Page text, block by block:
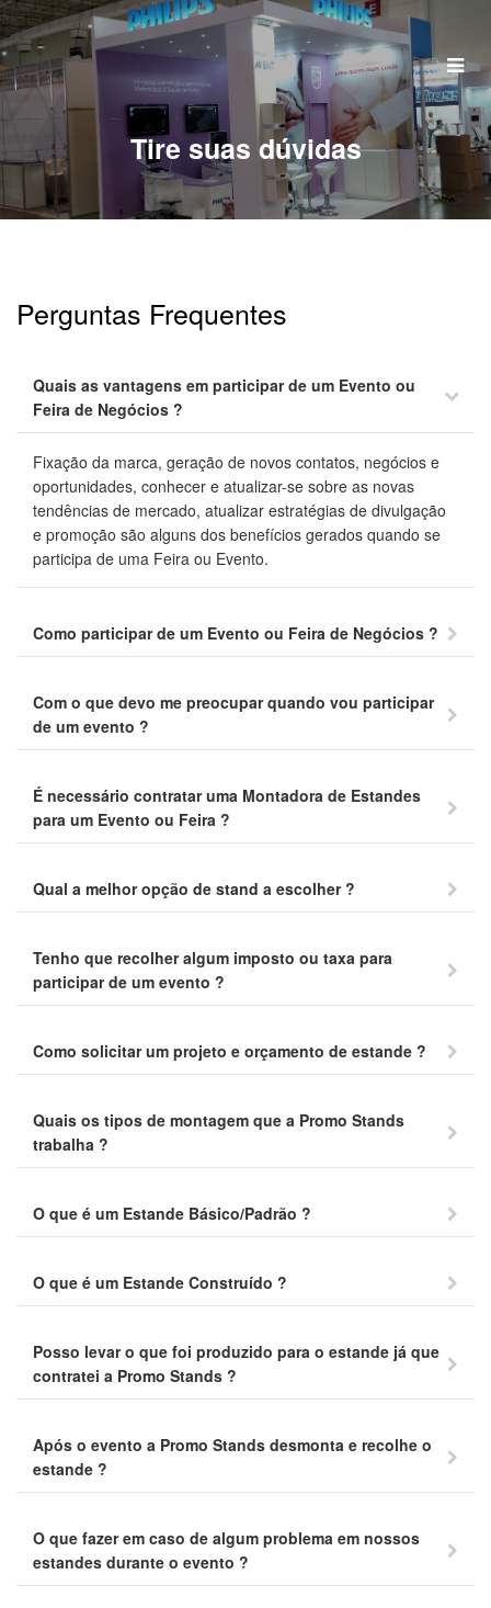
Tire suas dúvidas
Perguntas Frequentes
Quais as vantagens em participar de um Evento ou
Feira de Negócios ?
Fixação da marca, geração de novos contatos, negócios e
oportunidades, conhecer e atualizar-se sobre as novas
tendências de mercado, atualizar estratégias de divulgação
e promoção são alguns dos benefícios gerados quando se
participa de uma Feira ou Evento.
Como participar de um Evento ou Feira de Negócios ?
Com o que devo me preocupar quando vou participar
de um evento ?
É necessário contratar uma Montadora de Estandes
para um Evento ou Feira ?
Qual a melhor opção de stand a escolher ?
Tenho que recolher algum imposto ou taxa para
participar de um evento ?
Como solicitar um projeto e orçamento de estande ?
Quais os tipos de montagem que a Promo Stands
trabalha ?
O que é um Estande Básico/Padrão ?
O que é um Estande Construído ?
Posso levar o que foi produzido para o estande já que
contratei a Promo Stands ?
Após o evento a Promo Stands desmonta e recolhe o
estande ?
O que fazer em caso de algum problema em nossos
estandes durante o evento ?
Home
Quem Somos
Serviços
Portfolio
Perguntas Frequentes